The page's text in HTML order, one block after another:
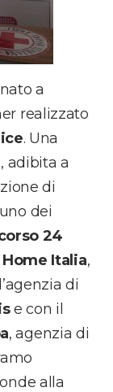
a
realizzato
. Una
adibita a
di
dei
24
Italia,
di
e con il
, agenzia di
alla